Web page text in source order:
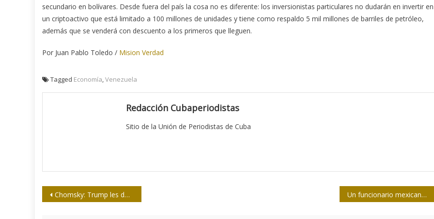
secundario en bolívares. Desde fuera del país la cosa no es diferente: los inversionistas particulares no dudarán en invertir en
un criptoactivo que está limitado a 100 millones de unidades y tiene como respaldo 5 mil millones de barriles de petróleo,
además que se venderá con descuento a los primeros que lleguen.
Por Juan Pablo Toledo / Mision Verdad
Tagged Economía,Venezuela
Redacción Cubaperiodistas
Sitio de la Unión de Periodistas de Cuba
Navegación
Chomsky: Trump les da a las élites todo lo que quieren Un funcionario mexicano contra Cuba